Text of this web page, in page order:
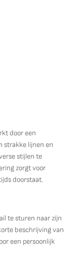
door een
strakke lijnen en
stijlen te
zorgt voor
doorstaat.
te sturen naar zijn
beschrijving van
een persoonlijk